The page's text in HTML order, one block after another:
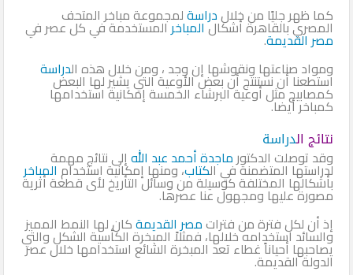
كما ظهر جليًا من خلالدراسةلمجموعة مباخر المتحف
المصري بالقاهرة أشكالالمباخرالمستخدمة في كل عصر في
مصر القديمة.
ومواد صناعتها ونقوشها إن وجد ، ومن خلال هذه الدراسة
استطعنا أن نستنتج أن بعض الأوعية التي يشير لها البعض
كمصابيح مثل أوعية البرشاء الخمسة إمكانية استخدامها
كمباخر أيضا.
نتائج الدراسة
وقد توصلت الدكتورماجدة أحمد عبد اللهإلى نتائج مهمة
لدراستها المتضمنة في الكتاب، ومنها إمكانية استخدامالمباخر
بأشكالها المختلفة كوسيلة من وسائل التأريخ لأى قطعة أثرية
مصورة عليها ومجهول عنا عصرها.
إذ أن لكل فترة من فتراتمصر القديمةكان لها النمط المميز
والسائد استخدامه خلالها، فمثلاً المبخرة الكأسية الشكل والتي
يصاحبها أحياناً غطاء تعد المبخرة الشائع استخدامها خلال عصر
الدولة القديمة.